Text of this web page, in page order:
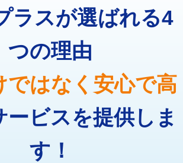
（厚さ10㎝超え） 38,500円
さ10㎝まで） 27,500円
38,500円
16,500円
現場見積
33,000円
8,800円
防水処理・清掃・修
11,000円
水処理・清掃・修
22,000円
水処理・清掃・修
33,000円
ラスが選ばれる4
つの理由
ではなく安心で高
ービスを提供しま
す！